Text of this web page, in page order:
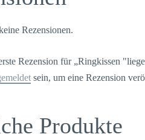
Rezensionen.
Rezension für „Ringkissen
sein, um eine Rezension
Produkte